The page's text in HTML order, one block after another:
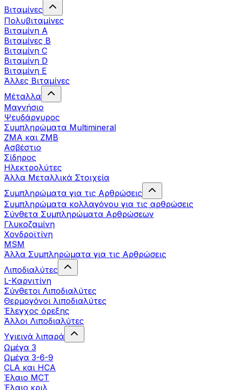
Βιταμίνες
Πολυβιταμίνες
Βιταμίνη Α
Βιταμίνες Β
Βιταμίνη C
Βιταμίνη D
Βιταμίνη Ε
Άλλες Βιταμίνες
Μέταλλα
Μαγνήσιο
Ψευδάργυρος
Συμπληρώματα Multimineral
ZMA και ZMB
Ασβέστιο
Σίδηρος
Ηλεκτρολύτες
Άλλα Mεταλλικά Στοιχεία
Συμπληρώματα για τις Αρθρώσεις
Συμπληρώματα κολλαγόνου για τις αρθρώσεις
Σύνθετα Συμπληρώματα Αρθρώσεων
Γλυκοζαμίνη
Χονδροϊτίνη
MSM
Άλλα Συμπληρώματα για τις Αρθρώσεις
Λιποδιαλύτες
L-Kαρνιτίνη
Σύνθετοι Λιποδιαλύτες
Θερμογόνοι λιποδιαλύτες
Έλεγχος όρεξης
Άλλοι Λιποδιαλύτες
Υγιεινά λιπαρά
Ωμέγα 3
Ωμέγα 3-6-9
CLA και HCA
Έλαιο MCT
Έλαιο κριλ